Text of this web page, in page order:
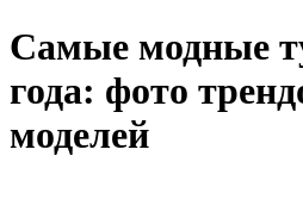
Самые модные
года: фото
моделей